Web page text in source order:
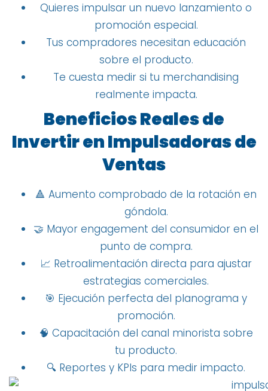
Quieres impulsar un nuevo lanzamiento o
promoción especial.
Tus compradores necesitan educación
sobre el producto.
Te cuesta medir si tu merchandising
realmente impacta.
Beneficios Reales de
Invertir en Impulsadoras de
Ventas
🔺 Aumento comprobado de la rotación en
góndola.
🤝 Mayor engagement del consumidor en el
punto de compra.
📈 Retroalimentación directa para ajustar
estrategias comerciales.
🎯 Ejecución perfecta del planograma y
promoción.
🧠 Capacitación del canal minorista sobre
tu producto.
🔍 Reportes y KPIs para medir impacto.